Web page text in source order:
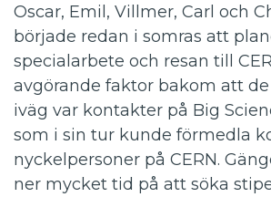
Oscar, Emil, Villmer, Carl och
började redan i somras att
specialarbete och resan till
avgörande faktor bakom att
iväg var kontakter på Big
som i sin tur kunde förmedla
nyckelpersoner på CERN.
ner mycket tid på att söka